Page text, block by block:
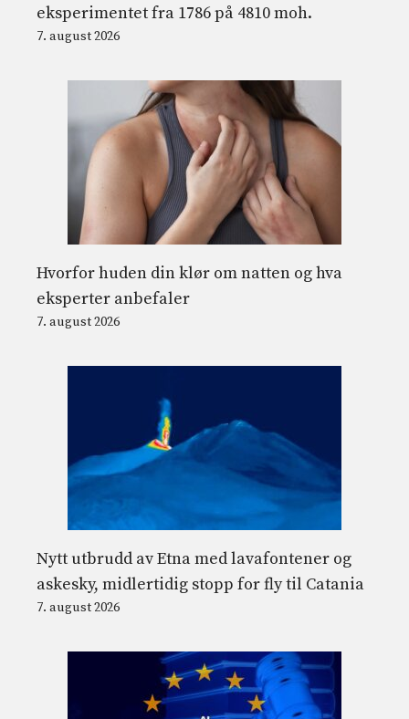
eksperimentet fra 1786 på 4810 moh.
7. august 2026
Hvorfor huden din klør om natten og hva
eksperter anbefaler
7. august 2026
Nytt utbrudd av Etna med lavafontener og
askesky, midlertidig stopp for fly til Catania
7. august 2026